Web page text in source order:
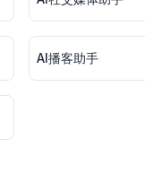
AI播客助手